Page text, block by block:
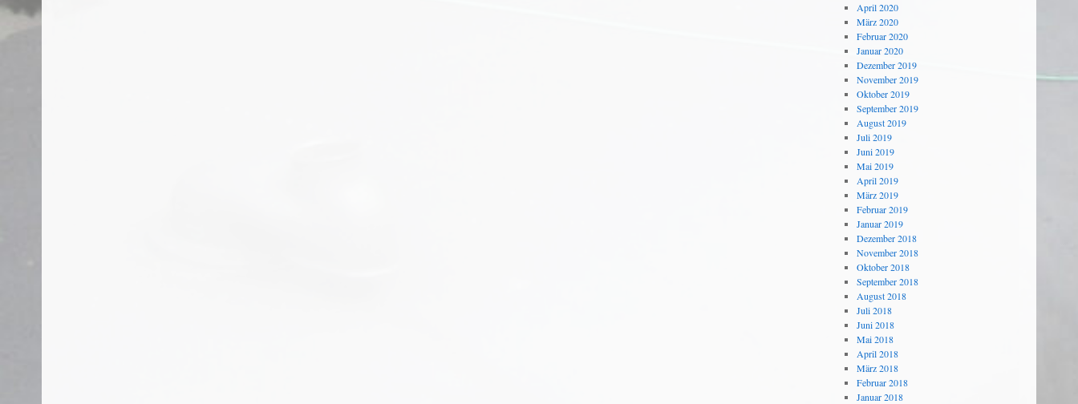
April 2020
März 2020
Februar 2020
Januar 2020
Dezember 2019
November 2019
Oktober 2019
September 2019
August 2019
Juli 2019
Juni 2019
Mai 2019
April 2019
März 2019
Februar 2019
Januar 2019
Dezember 2018
November 2018
Oktober 2018
September 2018
August 2018
Juli 2018
Juni 2018
Mai 2018
April 2018
März 2018
Februar 2018
Januar 2018